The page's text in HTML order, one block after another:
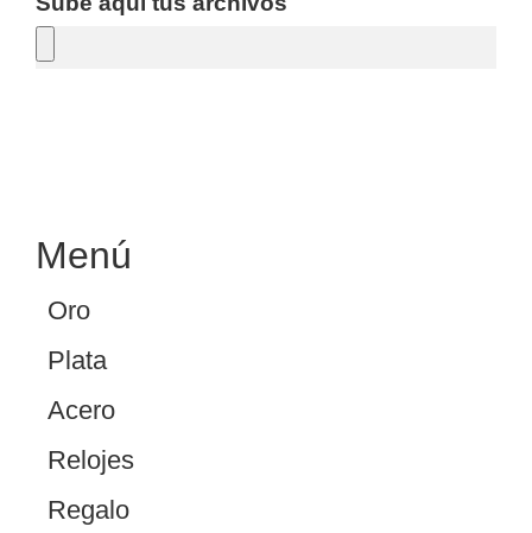
Menú
Oro
Plata
Acero
Relojes
Regalo